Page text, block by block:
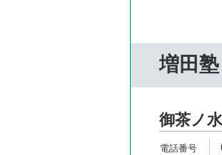
増田塾
御茶ノ